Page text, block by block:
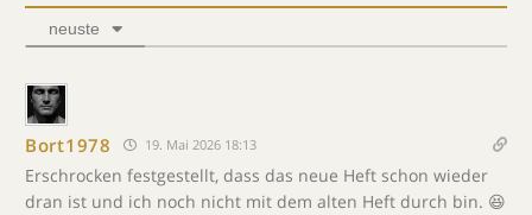
neuste
Bort1978 19. Mai 2026 18:13
Erschrocken festgestellt, dass das neue Heft schon wieder
dran ist und ich noch nicht mit dem alten Heft durch bin. 😆